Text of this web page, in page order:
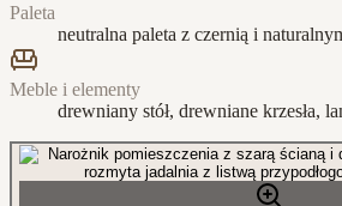
Paleta
neutralna paleta z czernią i
Meble i elementy
drewniany stół, drewniane krzesła,